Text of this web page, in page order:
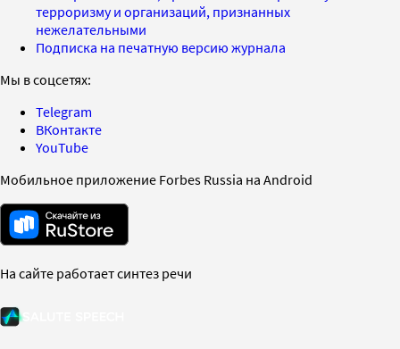
терроризму и организаций, признанных
нежелательными
Подписка на печатную версию журнала
Мы в соцсетях:
Telegram
ВКонтакте
YouTube
Мобильное приложение Forbes Russia на Android
На сайте работает синтез речи